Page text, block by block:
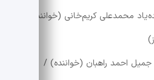
محمدعلی کریم‌خانی (خواننده)
احمد راهبان (خواننده) /